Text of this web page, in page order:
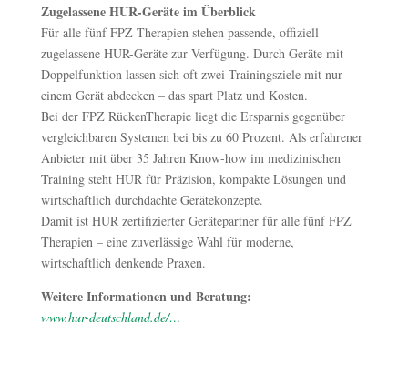
Zugelassene HUR-Geräte im Überblick
Für alle fünf FPZ Therapien stehen passende, offiziell
zugelassene HUR-Geräte zur Verfügung. Durch Geräte mit
Doppelfunktion lassen sich oft zwei Trainingsziele mit nur
einem Gerät abdecken – das spart Platz und Kosten.
Bei der FPZ RückenTherapie liegt die Ersparnis gegenüber
vergleichbaren Systemen bei bis zu 60 Prozent. Als erfahrener
Anbieter mit über 35 Jahren Know-how im medizinischen
Training steht HUR für Präzision, kompakte Lösungen und
wirtschaftlich durchdachte Gerätekonzepte.
Damit ist HUR zertifizierter Gerätepartner für alle fünf FPZ
Therapien – eine zuverlässige Wahl für moderne,
wirtschaftlich denkende Praxen.
Weitere Informationen und Beratung:
www.hur-deutschland.de/…